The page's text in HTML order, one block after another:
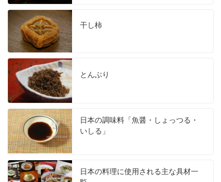
干し柿
とんぶり
日本の調味料「魚醤・しょっつる・
いしる」
日本の料理に使用される主な具材一